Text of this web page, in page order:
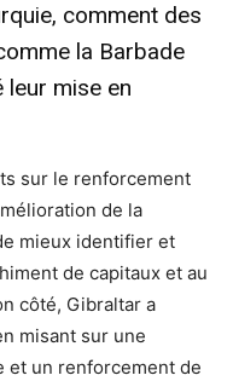
comment des
la Barbade
leur mise en
sur le renforcement
de la
mieux identifier et
de capitaux et au
côté, Gibraltar a
misant sur une
et un renforcement de